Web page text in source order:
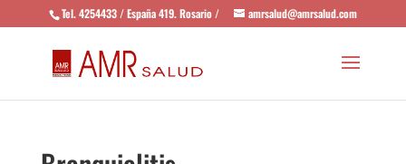
Tel. 4254433 / España 419. Rosario / amrsalud@amrsalud.com